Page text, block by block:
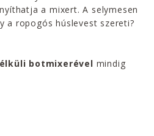
a mixert. A selymesen
a ropogós húslevest szereti?
botmixerével mindig